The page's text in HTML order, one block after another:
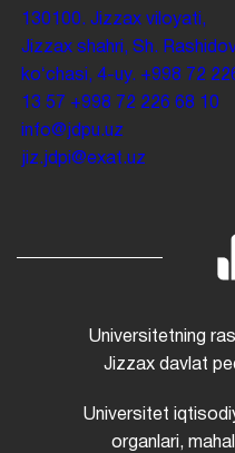
130100. Jizzax viloyati,
Jizzax shahri, Sh.
koʻchasi, 4-uy. +998 72
13 57 +998 72 226 68 10
info@jdpu.uz
jiz.jdpi@exat.uz
Universitetning
Jizzax davlat
Universitet
organlari,